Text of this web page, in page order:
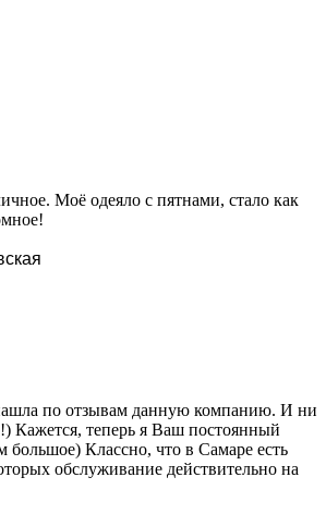
Моё одеяло с пятнами, стало как
по отзывам данную компанию. И ни
Кажется, теперь я Ваш постоянный
Классно, что в Самаре есть
обслуживание действительно на